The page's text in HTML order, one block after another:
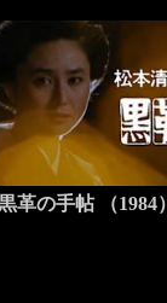
革の手帖 （1984